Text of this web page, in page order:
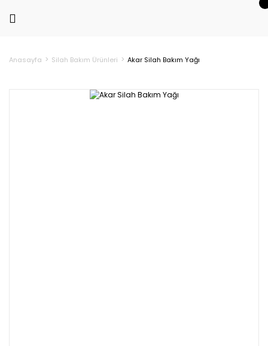
Anasayfa Silah Bakım Ürünleri Akar Silah Bakım Yağı